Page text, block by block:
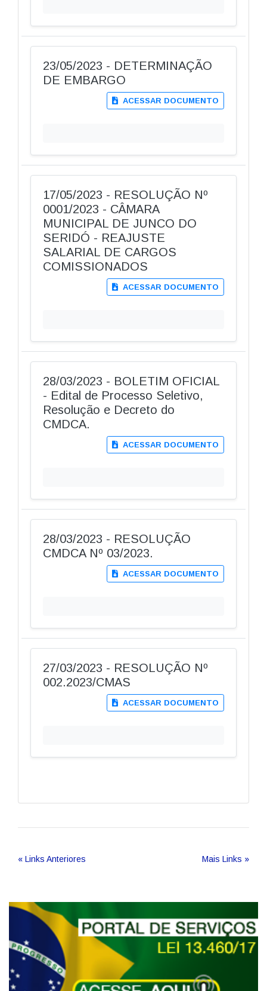
23/05/2023 - DETERMINAÇÃO
DE EMBARGO
ACESSAR DOCUMENTO
17/05/2023 - RESOLUÇÃO Nº
0001/2023 - CÂMARA
MUNICIPAL DE JUNCO DO
SERIDÓ - REAJUSTE
SALARIAL DE CARGOS
COMISSIONADOS
ACESSAR DOCUMENTO
28/03/2023 - BOLETIM OFICIAL
- Edital de Processo Seletivo,
Resolução e Decreto do
CMDCA.
ACESSAR DOCUMENTO
28/03/2023 - RESOLUÇÃO
CMDCA Nº 03/2023.
ACESSAR DOCUMENTO
27/03/2023 - RESOLUÇÃO Nº
002.2023/CMAS
ACESSAR DOCUMENTO
« Links Anteriores Mais Links »